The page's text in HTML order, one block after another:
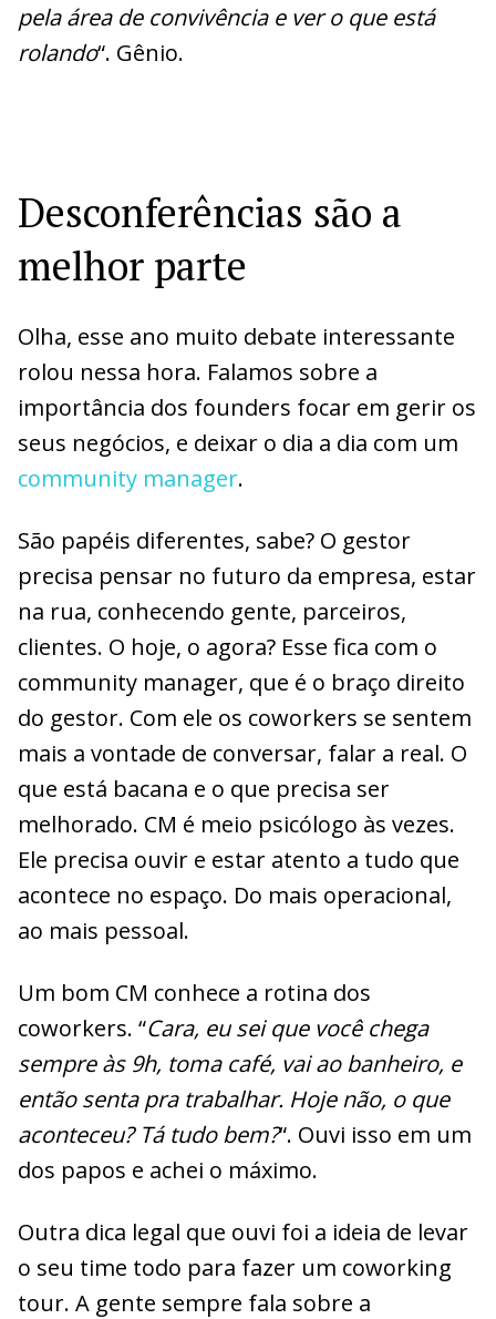
pela área de convivência e ver o que está
rolando“. Gênio.
Desconferências são a
melhor parte
Olha, esse ano muito debate interessante
rolou nessa hora. Falamos sobre a
importância dos founders focar em gerir os
seus negócios, e deixar o dia a dia com um
community manager.
São papéis diferentes, sabe? O gestor
precisa pensar no futuro da empresa, estar
na rua, conhecendo gente, parceiros,
clientes. O hoje, o agora? Esse fica com o
community manager, que é o braço direito
do gestor. Com ele os coworkers se sentem
mais a vontade de conversar, falar a real. O
que está bacana e o que precisa ser
melhorado. CM é meio psicólogo às vezes.
Ele precisa ouvir e estar atento a tudo que
acontece no espaço. Do mais operacional,
ao mais pessoal.
Um bom CM conhece a rotina dos
coworkers. “Cara, eu sei que você chega
sempre às 9h, toma café, vai ao banheiro, e
então senta pra trabalhar. Hoje não, o que
aconteceu? Tá tudo bem?“. Ouvi isso em um
dos papos e achei o máximo.
Outra dica legal que ouvi foi a ideia de levar
o seu time todo para fazer um coworking
tour. A gente sempre fala sobre a